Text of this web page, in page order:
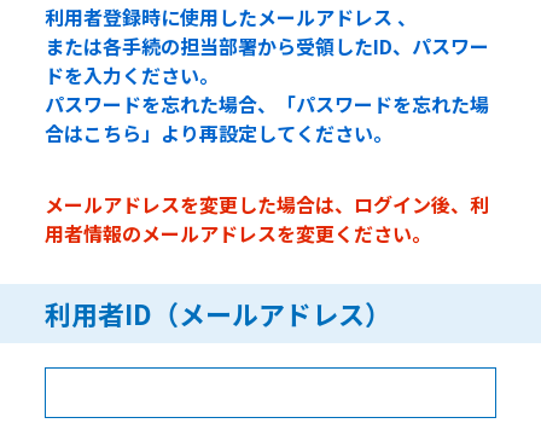
利用者登録時に使用したメールアドレス 、
または各手続の担当部署から受領したID、パスワー
ドを入力ください。
パスワードを忘れた場合、「パスワードを忘れた場
合はこちら」より再設定してください。
メールアドレスを変更した場合は、ログイン後、利
用者情報のメールアドレスを変更ください。
利用者ID（メールアドレス）